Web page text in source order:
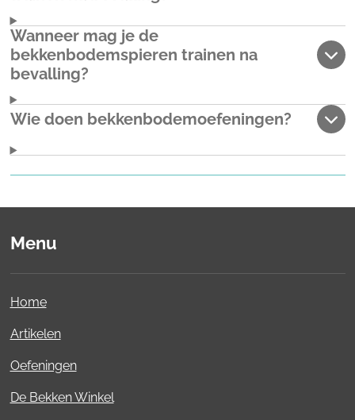
Wanneer mag je de
bekkenbodemspieren trainen na
bevalling?
Wie doen bekkenbodemoefeningen?
Menu
Home
Artikelen
Oefeningen
De Bekken Winkel